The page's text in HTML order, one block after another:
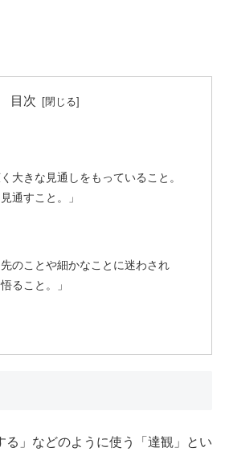
目次
大きな見通しをもっていること。
通すこと。」
のことや細かなことに迷わされ
ること。」
る」などのように使う「達観」とい